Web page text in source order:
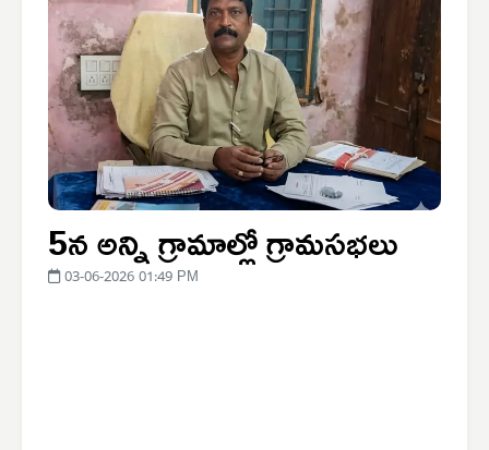
5న అన్ని గ్రామాల్లో గ్రామసభలు
03-06-2026 01:49 PM